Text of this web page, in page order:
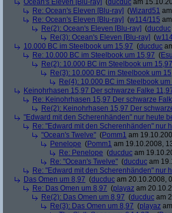
Ocean's Eleven [Blu-ray] (ducduc am
Re: Ocean's Eleven [Blu-ray] (Wizard51
Re: Ocean's Eleven [Blu-ray] (w114/115
Re(2): Ocean's Eleven [Blu-ray] (ducduc
Re(3): Ocean's Eleven [Blu-ray] (
10.000 BC im Steelbook um 15,97 (ducduc
Re: 10.000 BC im Steelbook um 15,97 (
Re(2): 10.000 BC im Steelbook um 15,97
Re(3): 10.000 BC im Steelbook um
Re(4): 10.000 BC im Steelbook um
Keinohrhasen 15,97 Der schwarze Falke
Re: Keinohrhasen 15,97 Der schwarze
Re(2): Keinohrhasen 15,97 Der
"Edward mit den Scherenhänden" nur heute
Re: "Edward mit den Scherenhänden" nur
"Ocean's Twelve" (Pomm1 am
Penelope (Pomm1 am 19.10.2008,
Re: Penelope (ducduc am
Re: "Ocean's Twelve" (ducduc am
Re: "Edward mit den Scherenhänden" nur
Das Omen um 8,97 (ducduc am 20.10.2008,
Re: Das Omen um 8,97 (playaz am
Re(2): Das Omen um 8,97 (ducduc am
Re(3): Das Omen um 8,97 (playaz